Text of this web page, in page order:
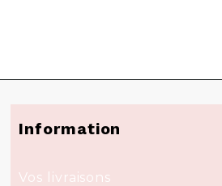
Information
Vos livraisons